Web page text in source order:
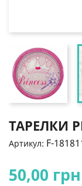
ТАРЕЛКИ
Артикул: F-
50,00 грн